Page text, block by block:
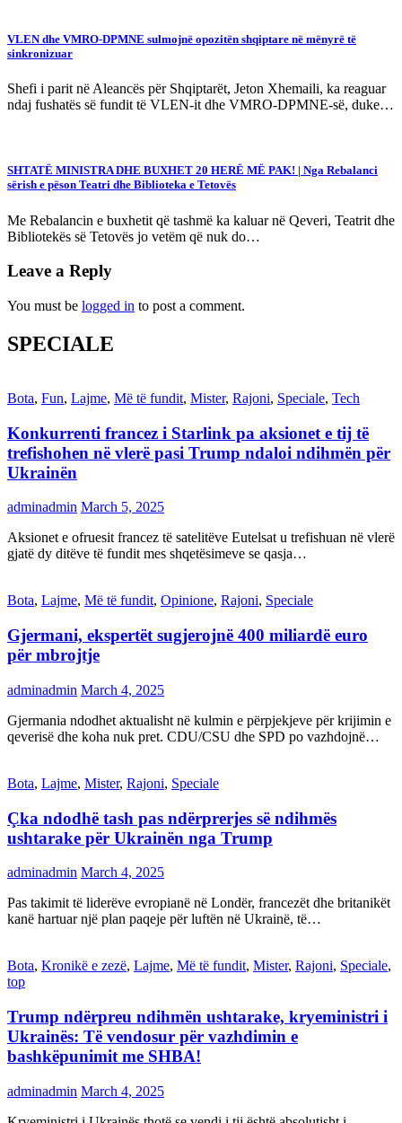
VLEN dhe VMRO-DPMNE sulmojnë opozitën shqiptare në mënyrë të
sinkronizuar
Shefi i parit në Aleancës për Shqiptarët, Jeton Xhemaili, ka reaguar
ndaj fushatës së fundit të VLEN-it dhe VMRO-DPMNE-së, duke…
SHTATË MINISTRA DHE BUXHET 20 HERË MË PAK! | Nga Rebalanci
sërish e pëson Teatri dhe Biblioteka e Tetovës
Me Rebalancin e buxhetit që tashmë ka kaluar në Qeveri, Teatrit dhe
Bibliotekës së Tetovës jo vetëm që nuk do…
Leave a Reply
You must be logged in to post a comment.
SPECIALE
Bota, Fun, Lajme, Më të fundit, Mister, Rajoni, Speciale, Tech
Konkurrenti francez i Starlink pa aksionet e tij të
trefishohen në vlerë pasi Trump ndaloi ndihmën për
Ukrainën
adminadmin March 5, 2025
Aksionet e ofruesit francez të satelitëve Eutelsat u trefishuan në vlerë
gjatë dy ditëve të fundit mes shqetësimeve se qasja…
Bota, Lajme, Më të fundit, Opinione, Rajoni, Speciale
Gjermani, ekspertët sugjerojnë 400 miliardë euro
për mbrojtje
adminadmin March 4, 2025
Gjermania ndodhet aktualisht në kulmin e përpjekjeve për krijimin e
qeverisë dhe koha nuk pret. CDU/CSU dhe SPD po vazhdojnë…
Bota, Lajme, Mister, Rajoni, Speciale
Çka ndodhë tash pas ndërprerjes së ndihmës
ushtarake për Ukrainën nga Trump
adminadmin March 4, 2025
Pas takimit të liderëve evropianë në Londër, francezët dhe britanikët
kanë hartuar një plan paqeje për luftën në Ukrainë, të…
Bota, Kronikë e zezë, Lajme, Më të fundit, Mister, Rajoni, Speciale,
top
Trump ndërpreu ndihmën ushtarake, kryeministri i
Ukrainës: Të vendosur për vazhdimin e
bashkëpunimit me SHBA!
adminadmin March 4, 2025